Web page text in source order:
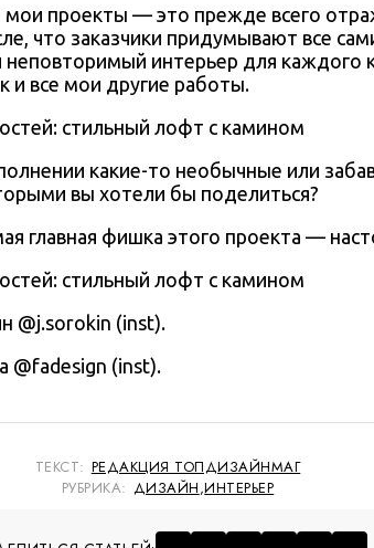
мои проекты — это прежде всего
что заказчики придумывают все
интерьер для каждого
и все мои другие работы.
какие-то необычные или
вы хотели бы поделиться?
главная фишка этого проекта —
@j.sorokin (inst).
@fadesign (inst).
ТЕКСТ: РЕДАКЦИЯ ТОПДИЗАЙНМАГ
РУБРИКА: ДИЗАЙН,ИНТЕРЬЕР